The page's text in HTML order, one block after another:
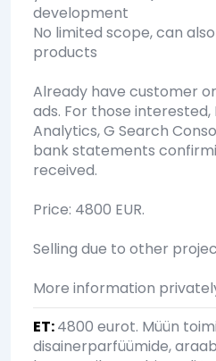
development
No limited scope, can
products
Already have customer
ads. For those interested,
Analytics, G Search
bank statements
received.
Price: 4800 EUR.
Selling due to other
More information
ET:4800 eurot. Müün
disainerparfüümide,